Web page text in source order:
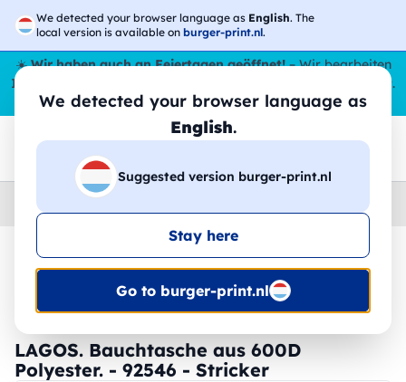
We detected your browser language as English. The
local version is available on burger-print.nl.
We detected your browser language as
English.
Suggested version burger-print.nl
Stay here
Go to burger-print.nl
☀️Wir haben auch an Feiertagen geöffnet!– Wir bearbeiten
Ihre Bestellungen den ganzen Sommer über,
sogar im August.
😎🌴
Home
🔥 -30 % DTF-Druck
LAGOS. Bauchtasche aus 600D
Polyester. - 92546 - Stricker